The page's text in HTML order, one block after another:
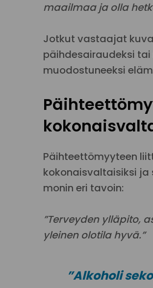
maailmaa ja olla
Jotkut vastaajat
päihdesairaudeksi
muodostuneeksi
Päihteettömyyteen
kokonaisvaltaisiksi
monin eri tavoin:
”Terveyden ylläpito,
yleinen olotila hyvä.”
”Alkoholi